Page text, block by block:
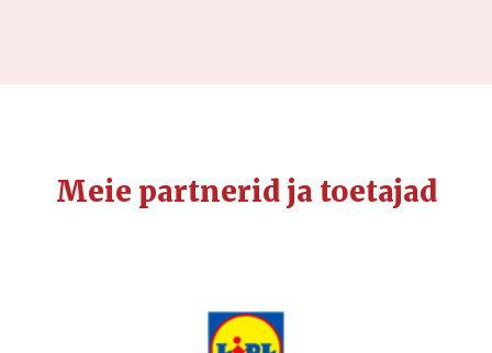
Meie partnerid ja toetajad